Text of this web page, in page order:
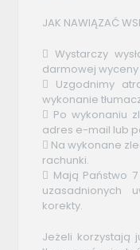
JAK NAWIĄZAĆ
 Wystarczy
darmowej wyceny
 Uzgodnimy
wykonanie
 Po wykonaniu
adres e-mail lub
 Na wykonane
rachunki.
 Mają Państwo
uzasadnionych
korekty.
Jeżeli korzystają